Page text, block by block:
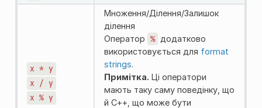
x * y
x / y
x % y
Множення/Ділення/Залишок
ділення
Оператор % додатково
використовується для format
strings.
Примітка. Ці оператори
мають таку саму поведінку, що
й C++, що може бути